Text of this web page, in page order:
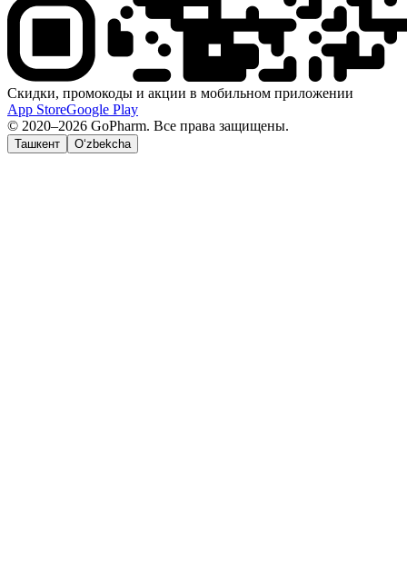
Скидки, промокоды и акции в мобильном приложении
App StoreGoogle Play
© 2020–2026 GoPharm. Все права защищены.
Ташкент O‘zbekcha